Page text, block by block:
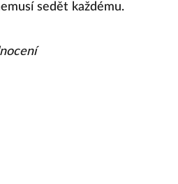
sedět každému.